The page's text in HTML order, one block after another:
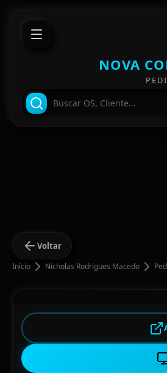
NOVA
Voltar
Início Nicholas Rodrigues Macedo